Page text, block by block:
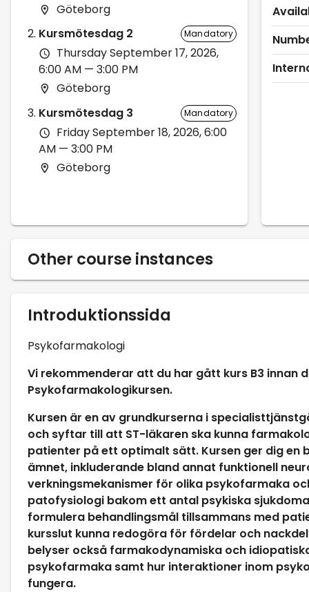
Göteborg
Kursmötesdag 2
Mandatory
Thursday September 17, 2026,
6:00 AM — 3:00 PM
Göteborg
Kursmötesdag 3
Mandatory
Friday September 18, 2026, 6:00
AM — 3:00 PM
Göteborg
Other course instances
Introduktionssida
Psykofarmakologi
Vi rekommenderar att du har gått kurs B3 innan
Psykofarmakologikursen.
Kursen är en av grundkurserna i
och syftar till att ST-läkaren ska kunna
patienter på ett optimalt sätt. Kursen ger dig en
ämnet, inkluderande bland annat funktionell
verkningsmekanismer för olika psykofarmaka
patofysiologi bakom ett antal psykiska
formulera behandlingsmål tillsammans med
kursslut kunna redogöra för fördelar och
belyser också farmakodynamiska och
psykofarmaka samt hur interaktioner inom
fungera.